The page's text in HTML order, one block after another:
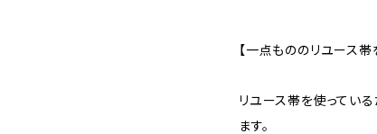
【一点もののリユース
リユース帯を使ってい
ます。